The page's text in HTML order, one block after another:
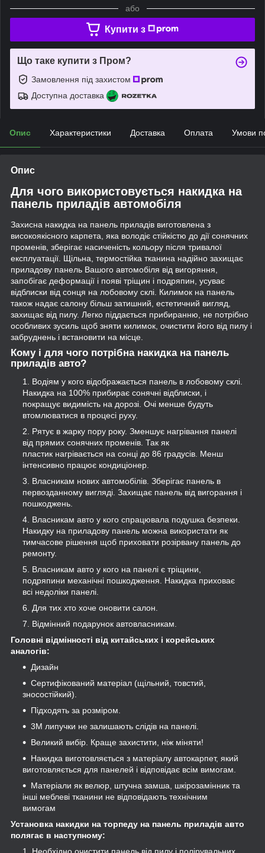
або
Купити з
Що таке купити з Пром?
Замовлення під захистом
Доступна доставка
Опис Характеристики Доставка Оплата Умови
Опис
Для чого використовується накидка на
панель приладів автомобіля
Захисна накидка на панель приладів виготовлена з
високоякісного карпета, яка володіє стійкістю до дії сонячних
променів, зберігає насиченість кольору після тривалої
експлуатації. Щільна, термостійка тканина надійно захищає
приладову панель Вашого автомобіля від вигоряння,
запобігає деформації і появі тріщин і подряпин, усуває
відблиски від сонця на лобовому склі. Килимок на панель
також надає салону більш затишний, естетичний вигляд,
захищає від пилу. Легко піддається прибиранню, не потрібно
особливих зусиль щоб зняти килимок, очистити його від пилу і
забруднень і встановити на місце.
Кому і для чого потрібна накидка на панель
приладів авто?
Водіям у кого відображається панель в лобовому склі.
Накидка на 100% прибирає сонячні відблиски, і
покращує видимість на дорозі. Очі менше будуть
втомлюватися в процесі руху.
Рятує в жарку пору року. Зменшує нагрівання панелі
від прямих сонячних променів. Так як
пластик нагрівається на сонці до 86 градусів. Менш
інтенсивно працює кондиціонер.
Власникам нових автомобілів. Зберігає панель в
первозданному вигляді. Захищає панель від вигорання і
пошкоджень.
Власникам авто у кого спрацювала подушка безпеки.
Накидку на приладову панель можна використати як
тимчасове рішення щоб приховати розірвану панель до
ремонту.
Власникам авто у кого на панелі є тріщини,
подряпини механічні пошкодження. Накидка приховає
всі недоліки панелі.
Для тих хто хоче оновити салон.
Відмінний подарунок автовласникам.
Головні відмінності від китайських і корейських
аналогів:
Дизайн
Сертифікований матеріал (щільний, товстий,
зносостійкий).
Підходять за розміром.
3М липучки не залишають слідів на панелі.
Великий вибір. Краще захистити, ніж міняти!
Накидка виготовляється з матеріалу автокарпет, який
виготовляється для панелей і відповідає всім вимогам.
Матеріали як велюр, штучна замша, шкірозамінник та
інші меблеві тканини не відповідають технічним
вимогам
Установка накидки на торпеду на панель приладів авто
полягає в наступному: